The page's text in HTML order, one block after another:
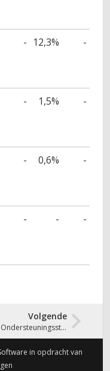
- 12,3% -
- 1,5% -
- 0,6% -
- - -
Volgende
4.2.1 Ondersteuningsstructuur WIJ-Groningen
in opdracht van